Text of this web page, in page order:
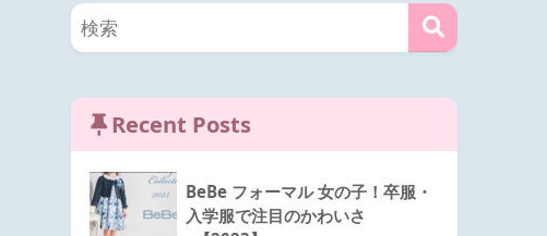
Recent Posts
BeBe フォーマル 女の子！卒服・
入学服で注目のかわいさ